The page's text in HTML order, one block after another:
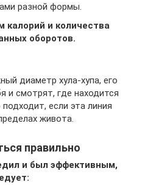
разной формы.
калорий и количества
оборотов.
диаметр хула-хупа, его
и смотрят, где находится
если эта линия
живота.
правильно
и был эффективным,